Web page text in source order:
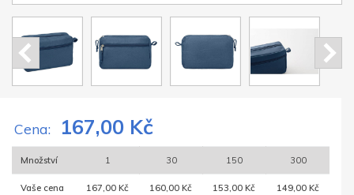
Cena: 167,00 Kč
Množství 1 30 150 300
Vaše cena 167,00 Kč 160,00 Kč 153,00 Kč 149,00 Kč